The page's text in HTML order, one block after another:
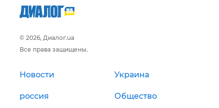
© 2026, Диалог.ua
Все права защищены.
Новости Украина
россия Общество